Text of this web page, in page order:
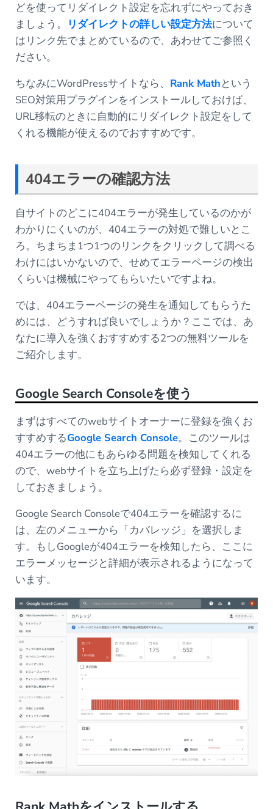
どを使ってリダイレクト設定を忘れずにやっておき
ましょう。
リダイレクトの詳しい設定方法について
はリンク先でまとめているので、あわせてご参照く
ださい。
ちなみにWordPressサイトなら、 Rank Mathという
SEO対策用プラグインをインストールしておけば、
URL移転のときに自動的にリダイレクト設定をして
くれる機能が使えるのでおすすめです。
404エラーの確認方法
自サイトのどこに404エラーが発生しているのかが
わかりにくいのが、404エラーの対処で難しいとこ
ろ。ちまちま1つ1つのリンクをクリックして調べる
わけにはいかないので、せめてエラーページの検出
くらいは機械にやってもらいたいですよね。
では、404エラーページの発生を通知してもらうた
めには、どうすれば良いでしょうか？ここでは、あ
なたに導入を強くおすすめする2つの無料ツールを
ご紹介します。
Google Search Consoleを使う
まずはすべてのwebサイトオーナーに登録を強くお
すすめするGoogle Search Console。このツールは
404エラーの他にもあらゆる問題を検知してくれる
ので、webサイトを立ち上げたら必ず登録・設定を
しておきましょう。
Google Search Consoleで404エラーを確認するに
は、左のメニューから「カバレッジ」を選択しま
す。もしGoogleが404エラーを検知したら、ここに
エラーメッセージと詳細が表示されるようになって
います。